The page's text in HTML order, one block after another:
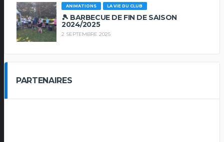
ANIMATIONS LA VIE DU CLUB
🎾 BARBECUE DE FIN DE SAISON
2024/2025
2 SEPTEMBRE 2025
PARTENAIRES